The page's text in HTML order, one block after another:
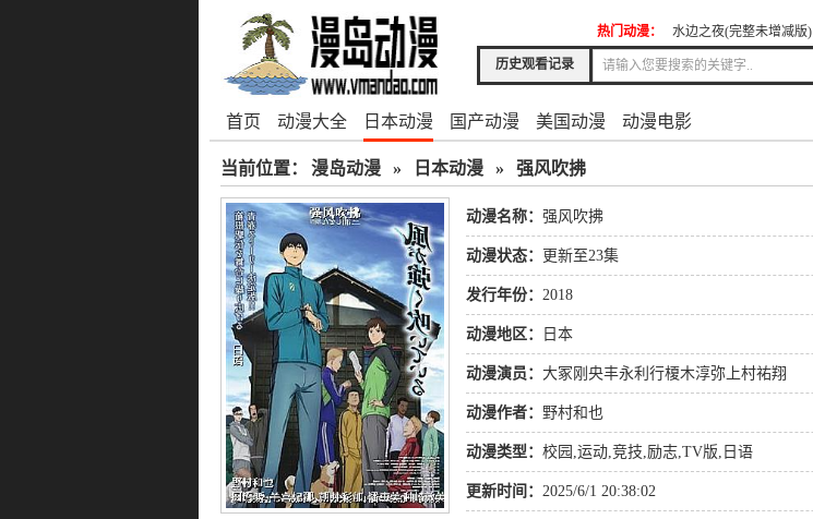
历史观看记录
热门动漫： 水边之夜(完整未增减版)
首页 动漫大全 日本动漫 国产动漫 美国动漫 动漫电影
当前位置： 漫岛动漫 » 日本动漫 » 强风吹拂
动漫名称： 强风吹拂
动漫状态： 更新至23集
发行年份： 2018
动漫地区： 日本
动漫演员： 大冢刚央丰永利行榎木淳弥上村祐翔
动漫作者： 野村和也
动漫类型： 校园 ,运动,竞技,励志,TV版, 日语
更新时间： 2025/6/1 20:38:02